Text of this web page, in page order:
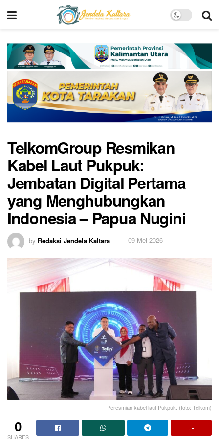
TelkomGroup Resmikan
Kabel Laut Pukpuk:
Jembatan Digital Pertama
yang Menghubungkan
Indonesia – Papua Nugini
by Redaksi Jendela Kaltara 09 Mei 2026
Peresmian kabel laut Pukpuk. (foto: Telkom)
0
SHARES